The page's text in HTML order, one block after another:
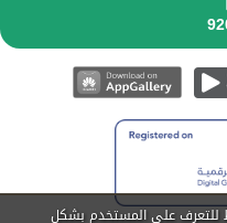
للتعرف على المستخدم بشكل